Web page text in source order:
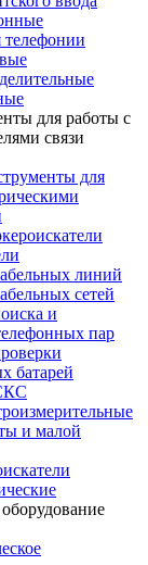
для работы с
связи
для
линий
сетей
и
пар
батарей
и малой